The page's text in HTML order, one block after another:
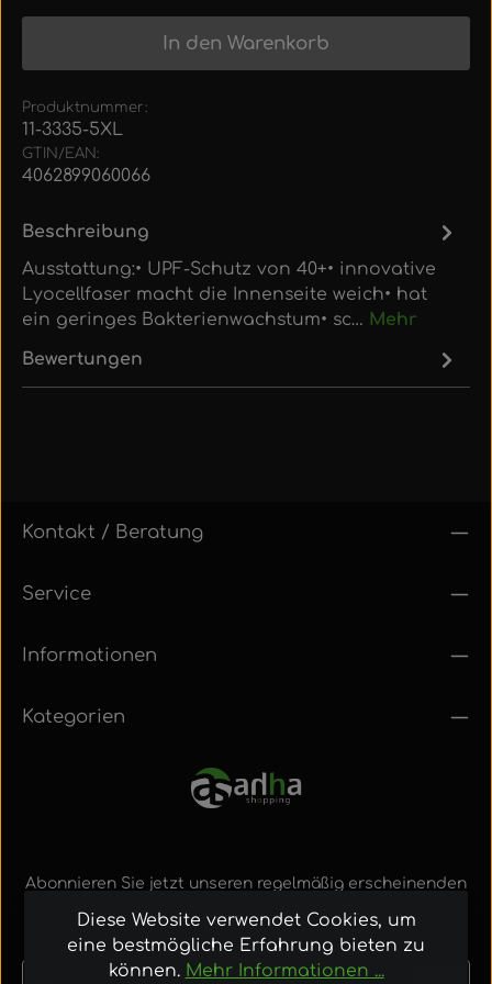
In den Warenkorb
Produktnummer:
11-3335-5XL
GTIN/EAN:
4062899060066
Beschreibung
Ausstattung:• UPF-Schutz von 40+• innovative
Lyocellfaser macht die Innenseite weich• hat
ein geringes Bakterienwachstum• sc… Mehr
Bewertungen
Kontakt / Beratung
Service
Informationen
Kategorien
Abonnieren Sie jetzt unseren regelmäßig erscheinenden
Angebote informiert zu werden.
E-Mail-Adresse*
Diese Website verwendet Cookies, um
eine bestmögliche Erfahrung bieten zu
können. Mehr Informationen ...